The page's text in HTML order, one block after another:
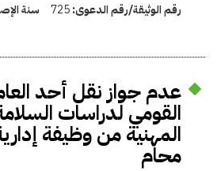
رقم الوثيقة/رقم الدعوى:725 سنة
عدم جواز نقل أحد
القومي لدراسات
المهنية من وظيفة
محام